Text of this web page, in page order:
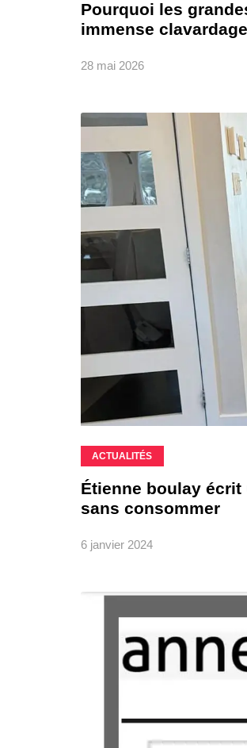
Pourquoi les
immense
28 mai 2026
ACTUALITÉS
Étienne boulay
sans consommer
6 janvier 2024